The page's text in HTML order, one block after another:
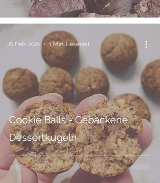
Cookie Balls - Gebackene
Dessertkugeln
6. Feb. 2021 1 Min. Lesezeit